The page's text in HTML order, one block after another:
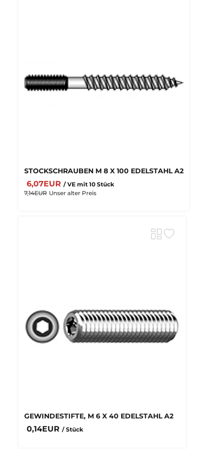
STOCKSCHRAUBEN M 8 X 100 EDELSTAHL A2
6,07EUR / VE mit 10 Stück
7,14EUR Unser alter Preis
GEWINDESTIFTE, M 6 X 40 EDELSTAHL A2
0,14EUR / Stück